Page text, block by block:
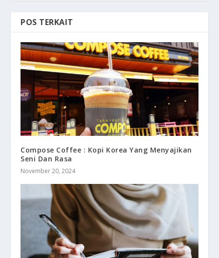
POS TERKAIT
Compose Coffee : Kopi Korea Yang Menyajikan
Seni Dan Rasa
November 20, 2024